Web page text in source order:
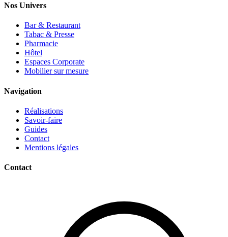
Nos Univers
Bar & Restaurant
Tabac & Presse
Pharmacie
Hôtel
Espaces Corporate
Mobilier sur mesure
Navigation
Réalisations
Savoir-faire
Guides
Contact
Mentions légales
Contact